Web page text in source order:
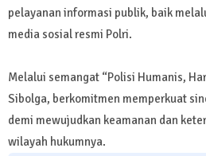
pelayanan informasi publik, baik
media sosial resmi Polri.
Melalui semangat “Polisi Humanis,
Sibolga, berkomitmen memperkuat
demi mewujudkan keamanan dan
wilayah hukumnya.